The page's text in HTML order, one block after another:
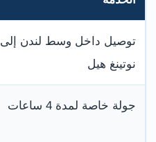
توصيل داخل وسط لندن إلى
نوتينغ هيل
جولة خاصة لمدة 4 ساعات